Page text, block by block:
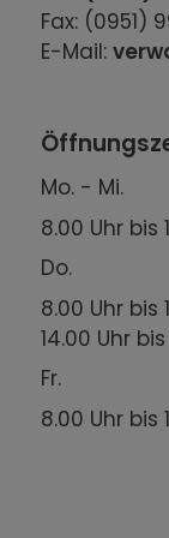
Fax: (0951)
E-Mail:
Mo. - Mi.
8.00 Uhr bis
Do.
8.00 Uhr bis
14.00 Uhr
Fr.
8.00 Uhr bis